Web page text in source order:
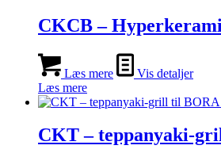
CKCB –
Læs mere
Vis detaljer
Læs mere
CKT – teppanyaki-